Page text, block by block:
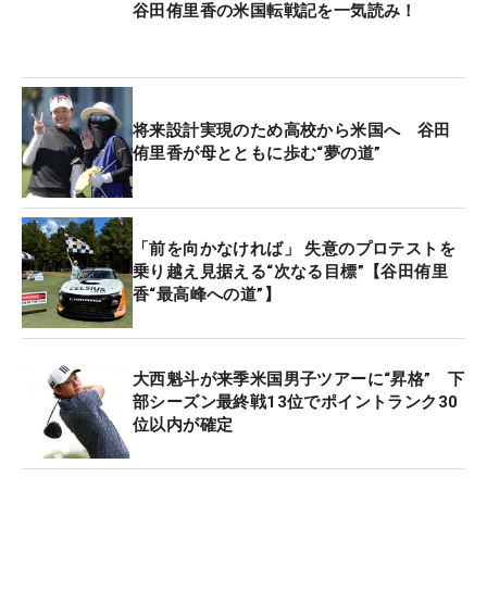
谷田侑里香の米国転戦記を一気読み！
将来設計実現のため高校から米国へ 谷田
侑里香が母とともに歩む“夢の道”
「前を向かなければ」 失意のプロテストを
乗り越え見据える“次なる目標”【谷田侑里
香“最高峰への道”】
大西魁斗が来季米国男子ツアーに“昇格” 下
部シーズン最終戦13位でポイントランク30
位以内が確定